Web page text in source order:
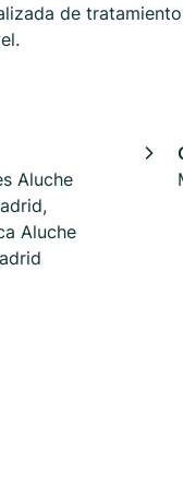
de
Aluche
Aluche